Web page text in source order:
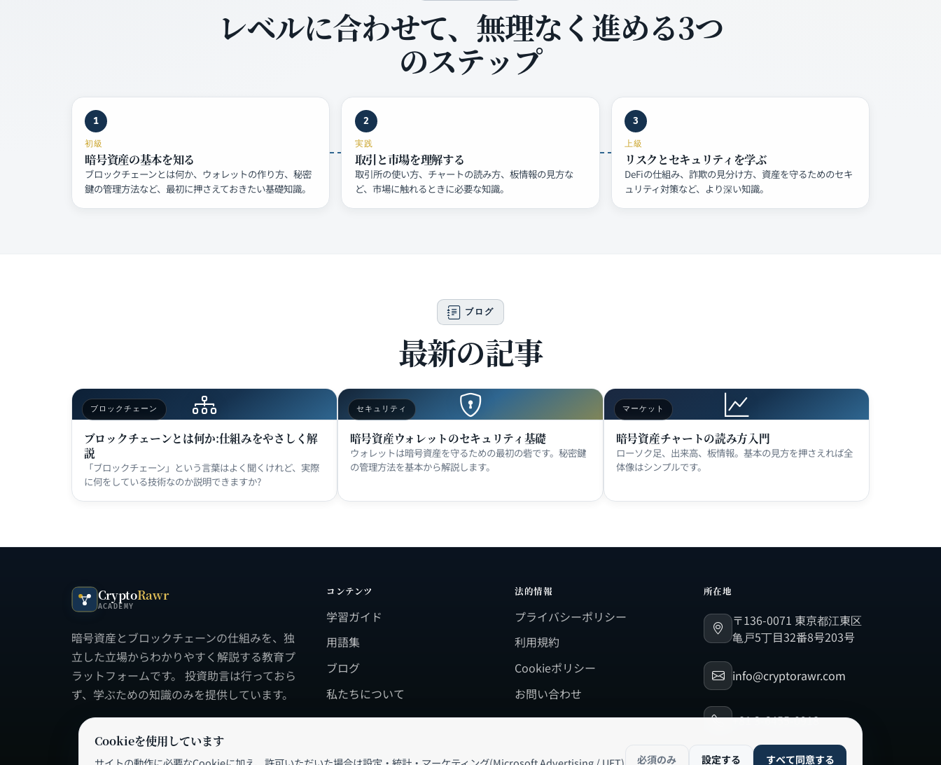
レベルに合わせて、無理なく進める3つ
のステップ
1
初級
暗号資産の基本を知る
ブロックチェーンとは何か、ウォレットの作り方、秘密
鍵の管理方法など、最初に押さえておきたい基礎知識。
2
実践
取引と市場を理解する
取引所の使い方、チャートの読み方、板情報の見方な
ど、市場に触れるときに必要な知識。
3
上級
リスクとセキュリティを学ぶ
DeFiの仕組み、詐欺の見分け方、資産を守るためのセキ
ュリティ対策など、より深い知識。
ブログ
最新の記事
ブロックチェーン
ブロックチェーンとは何か:仕組みをやさしく解
説
「ブロックチェーン」という言葉はよく聞くけれど、実際
に何をしている技術なのか説明できますか?
セキュリティ
暗号資産ウォレットのセキュリティ基礎
ウォレットは暗号資産を守るための最初の砦です。秘密鍵
の管理方法を基本から解説します。
マーケット
暗号資産チャートの読み方入門
ローソク足、出来高、板情報。基本の見方を押さえれば全
体像はシンプルです。
CryptoRawr
ACADEMY
暗号資産とブロックチェーンの仕組みを、独
立した立場からわかりやすく解説する教育プ
ラットフォームです。 投資助言は行っておら
ず、学ぶための知識のみを提供しています。
コンテンツ
学習ガイド
用語集
ブログ
私たちについて
法的情報
プライバシーポリシー
利用規約
Cookieポリシー
お問い合わせ
所在地
〒136-0071 東京都江東区
亀戸5丁目32番8号203号
info@cryptorawr.com
+81 3-6455-0918
Cookieを使用しています
必須のみ 設定する すべて同意する